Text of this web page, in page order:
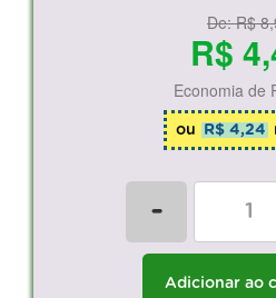
De:R$
R$
Economia de
ou R$ 4,24
-
Adicionar ao